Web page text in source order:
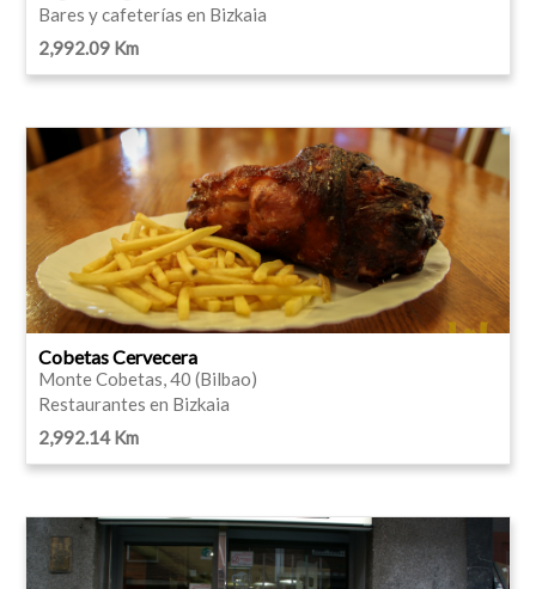
Bares y cafeterías en Bizkaia
2,992.09 Km
Cobetas Cervecera
Monte Cobetas, 40 (Bilbao)
Restaurantes en Bizkaia
2,992.14 Km